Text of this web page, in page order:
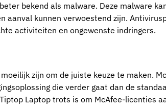
bekend als malware. Deze malware
kunnen verwoestend zijn.
activiteiten en ongewenste indringers.
zijn om de juiste keuze te maken.
die verder gaat dan de
Laptop trots is om McAfee-licenties